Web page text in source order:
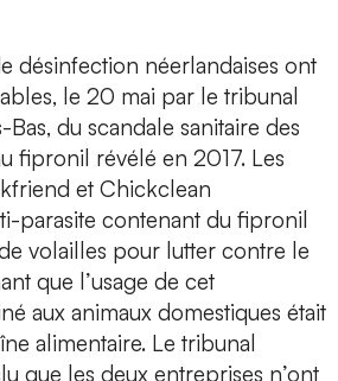
désinfection néerlandaises ont
le 20 mai par le tribunal
Bas, du scandale sanitaire des
fipronil révélé en 2017. Les
et Chickclean
parasite contenant du fipronil
volailles pour lutter contre le
que l’usage de cet
aux animaux domestiques était
alimentaire. Le tribunal
que les deux entreprises n’ont